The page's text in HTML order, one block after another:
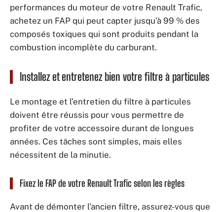
performances du moteur de votre Renault Trafic,
achetez un FAP qui peut capter jusqu’à 99 % des
composés toxiques qui sont produits pendant la
combustion incomplète du carburant.
Installez et entretenez bien votre filtre à particules
Le montage et l’entretien du filtre à particules
doivent être réussis pour vous permettre de
profiter de votre accessoire durant de longues
années. Ces tâches sont simples, mais elles
nécessitent de la minutie.
Fixez le FAP de votre Renault Trafic selon les règles
Avant de démonter l’ancien filtre, assurez-vous que